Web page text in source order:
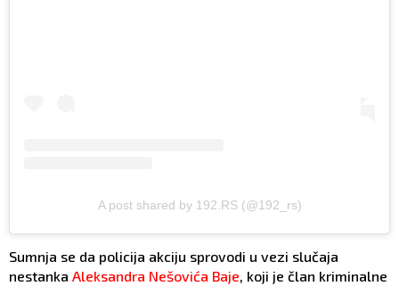
A post shared by 192.RS (@192_rs)
Sumnja se da policija akciju sprovodi u vezi slučaja
nestanka Aleksandra Nešovića Baje, koji je član kriminalne